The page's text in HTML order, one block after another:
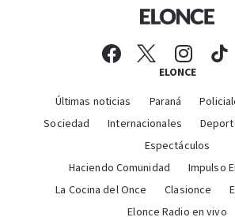
ELONCE
Últimas noticias Paraná
Sociedad
Internacionales
Espectáculos
Haciendo Comunidad
Impulso
La Cocina del Once
Clasionce
Elonce Radio en vivo